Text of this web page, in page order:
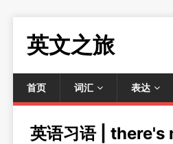
英文之旅
首页 词汇 表达
英语习语 |